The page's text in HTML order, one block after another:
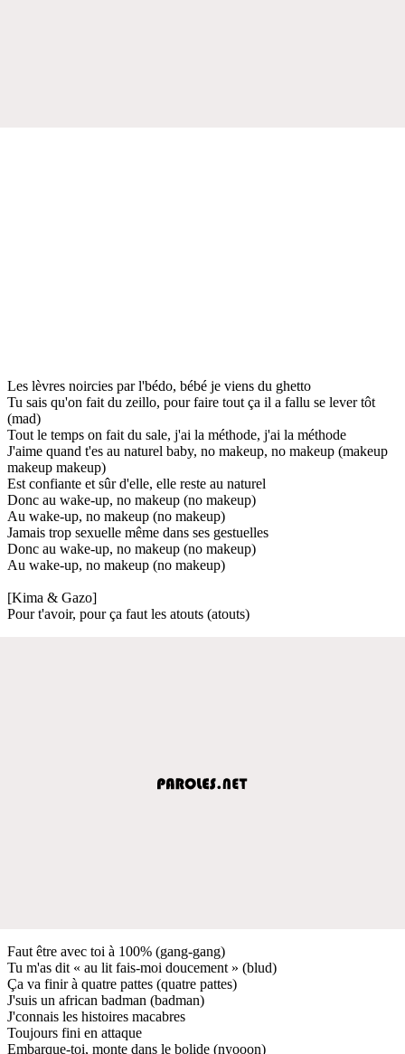
Les lèvres noircies par l'bédo, bébé je viens du ghetto
Tu sais qu'on fait du zeillo, pour faire tout ça il a fallu se lever tôt
(mad)
Tout le temps on fait du sale, j'ai la méthode, j'ai la méthode
J'aime quand t'es au naturel baby, no makeup, no makeup (makeup
makeup makeup)
Est confiante et sûr d'elle, elle reste au naturel
Donc au wake-up, no makeup (no makeup)
Au wake-up, no makeup (no makeup)
Jamais trop sexuelle même dans ses gestuelles
Donc au wake-up, no makeup (no makeup)
Au wake-up, no makeup (no makeup)
[Kima & Gazo]
Pour t'avoir, pour ça faut les atouts (atouts)
Faut être avec toi à 100% (gang-gang)
Tu m'as dit « au lit fais-moi doucement » (blud)
Ça va finir à quatre pattes (quatre pattes)
J'suis un african badman (badman)
J'connais les histoires macabres
Toujours fini en attaque
Embarque-toi, monte dans le bolide (nyooon)